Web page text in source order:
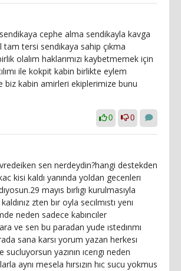
cephe alma sendikayla kavga
tersi sendikaya sahip çıkma
olalım haklarımızı kaybetmemek için
ile kokpit kabin birlikte eylem
biz kabin amirleri ekiplerimize bunu
0 0
sen nerdeydin?hangi destekden
kisi kaldı yanında yoldan gecenlerı
mayıs bırlıgı kurulmasıyla
zten bır oyla secılmıstı yenı
neden sadece kabıncıler
ve sen bu paradan yude ıstedınmı
sana karsı yorum yazan herkesı
sucluyorsun yazının ıcerıgı neden
aynı mesela hırsızın hıc sucu yokmus